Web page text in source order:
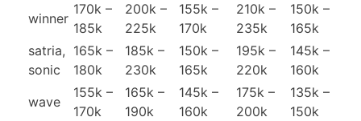
winner
170k –
185k
200k –
225k
155k –
170k
210k –
235k
150k –
165k
satria,
sonic
165k –
180k
185k –
230k
150k –
165k
195k –
220k
145k –
160k
wave
155k –
170k
165k –
190k
145k –
160k
175k –
200k
135k –
150k